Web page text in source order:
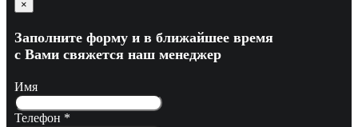
×
Заполните форму и в ближайшее время
с Вами свяжется наш менеджер
Имя
Телефон *